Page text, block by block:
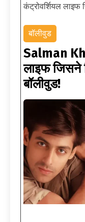
कंट्रोवर्शियल लाइफ
बॉलीवुड
Salman
लाइफ जिसने
बॉलीवुड!